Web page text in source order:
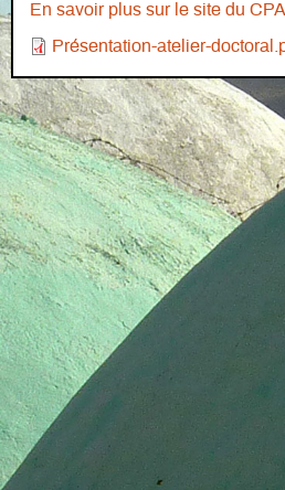
En savoir plus sur le site du
Document
Présentation-atelier-